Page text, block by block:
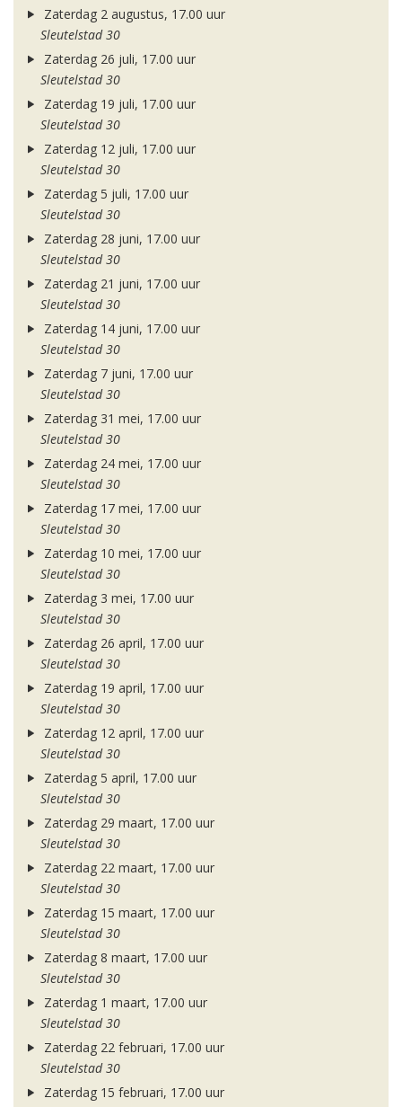
Zaterdag 2 augustus, 17.00 uur
Sleutelstad 30
Zaterdag 26 juli, 17.00 uur
Sleutelstad 30
Zaterdag 19 juli, 17.00 uur
Sleutelstad 30
Zaterdag 12 juli, 17.00 uur
Sleutelstad 30
Zaterdag 5 juli, 17.00 uur
Sleutelstad 30
Zaterdag 28 juni, 17.00 uur
Sleutelstad 30
Zaterdag 21 juni, 17.00 uur
Sleutelstad 30
Zaterdag 14 juni, 17.00 uur
Sleutelstad 30
Zaterdag 7 juni, 17.00 uur
Sleutelstad 30
Zaterdag 31 mei, 17.00 uur
Sleutelstad 30
Zaterdag 24 mei, 17.00 uur
Sleutelstad 30
Zaterdag 17 mei, 17.00 uur
Sleutelstad 30
Zaterdag 10 mei, 17.00 uur
Sleutelstad 30
Zaterdag 3 mei, 17.00 uur
Sleutelstad 30
Zaterdag 26 april, 17.00 uur
Sleutelstad 30
Zaterdag 19 april, 17.00 uur
Sleutelstad 30
Zaterdag 12 april, 17.00 uur
Sleutelstad 30
Zaterdag 5 april, 17.00 uur
Sleutelstad 30
Zaterdag 29 maart, 17.00 uur
Sleutelstad 30
Zaterdag 22 maart, 17.00 uur
Sleutelstad 30
Zaterdag 15 maart, 17.00 uur
Sleutelstad 30
Zaterdag 8 maart, 17.00 uur
Sleutelstad 30
Zaterdag 1 maart, 17.00 uur
Sleutelstad 30
Zaterdag 22 februari, 17.00 uur
Sleutelstad 30
Zaterdag 15 februari, 17.00 uur